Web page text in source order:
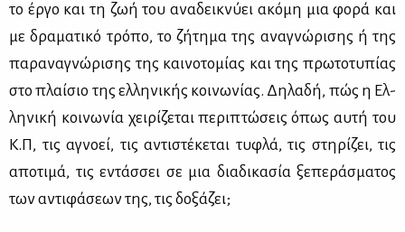
το έρ­γο και τη ζωή του ανα­δει­κνύ­ει ακό­μη μια φο­ρά και
με δρα­μα­τι­κό τρό­πο, το ζή­τη­μα της ανα­γνώ­ρι­σης ή της
πα­ρα­να­γνώ­ρι­σης της και­νο­το­μί­ας και της πρω­το­τυ­πί­ας
στο πλαί­σιο της ελ­λη­νι­κής κοι­νω­νί­ας. Δη­λα­δή, πώς η Ελ­
λη­νι­κή κοι­νω­νία χει­ρί­ζε­ται πε­ρι­πτώ­σεις όπως αυ­τή του
Κ.Π, τις αγνο­εί, τις αντι­στέ­κε­ται τυ­φλά, τις στη­ρί­ζει, τις
απο­τι­μά, τις εντάσ­σει σε μια δια­δι­κα­σία ξε­πε­ρά­σμα­τος
των αντι­φά­σε­ων της, τις δο­ξά­ζει;